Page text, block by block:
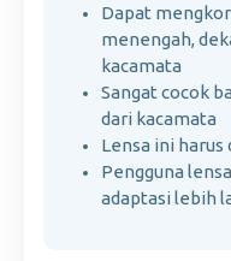
Dapat
menengah,
kacamata
Sangat cocok
dari kacamata
Lensa ini harus
Pengguna
adaptasi lebih